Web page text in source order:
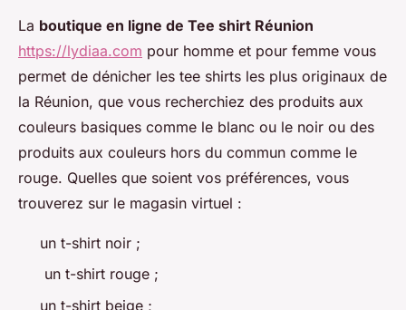
La boutique en ligne de Tee shirt Réunion
https://lydiaa.com pour homme et pour femme vous
permet de dénicher les tee shirts les plus originaux de
la Réunion, que vous recherchiez des produits aux
couleurs basiques comme le blanc ou le noir ou des
produits aux couleurs hors du commun comme le
rouge. Quelles que soient vos préférences, vous
trouverez sur le magasin virtuel :
un t-shirt noir ;
un t-shirt rouge ;
un t-shirt beige ;